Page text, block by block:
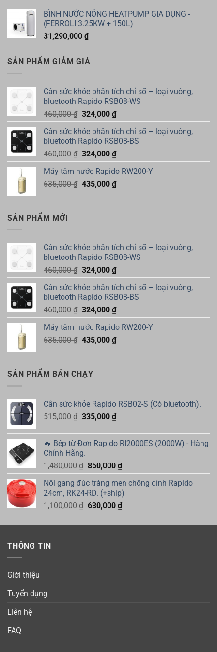
BÌNH NƯỚC NÓNG HEATPUMP GIA DỤNG -
(FERROLI 3.25KW + 150L)
31,290,000 ₫
SẢN PHẨM GIẢM GIÁ
Cân sức khỏe phân tích chỉ số – loại vuông,
bluetooth Rapido RSB08-WS
460,000₫ Giá
gốc
là:
460,000 ₫.
324,000 ₫Giá
hiện
tại
là:
324,000 ₫.
Cân sức khỏe phân tích chỉ số – loại vuông,
bluetooth Rapido RSB08-BS
460,000₫ Giá
gốc
là:
460,000 ₫.
324,000 ₫Giá
hiện
tại
là:
Máy tăm nước Rapido RW200-Y
635,000₫ Giá
435,000 ₫Giá
SẢN PHẨM MỚI
Cân sức khỏe phân tích chỉ số – loại vuông,
bluetooth Rapido RSB08-WS
460,000₫ Giá
gốc
là:
460,000 ₫.
324,000 ₫Giá
hiện
tại
là:
324,000 ₫.
Cân sức khỏe phân tích chỉ số – loại vuông,
bluetooth Rapido RSB08-BS
460,000₫ Giá
gốc
là:
460,000 ₫.
324,000 ₫Giá
hiện
tại
là:
Máy tăm nước Rapido RW200-Y
635,000₫ Giá
635,000 ₫.
435,000 ₫Giá
SẢN PHẨM BÁN CHẠY
Cân sức khỏe Rapido RSB02-S (Có bluetooth).
515,000₫ Giá
là:
515,000 ₫.
335,000 ₫Giá
tại
là:
🔥 Bếp từ Đơn Rapido RI2000ES (2000W) - Hàng
Chính Hãng.
1,480,000₫ Giá
gốc
là:
1,480,000 ₫.
850,000 ₫Giá
hiện
tại
là:
850,000 ₫.
Nồi gang đúc tráng men chống dính Rapido
24cm, RK24-RD. (+ship)
1,100,000₫ Giá
là:
630,000 ₫Giá
tại
THÔNG TIN
Giới thiệu
Tuyển dụng
Liên hệ
FAQ